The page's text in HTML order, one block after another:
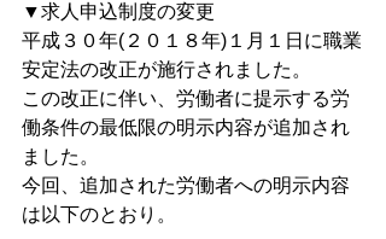
▼求人申込制度の変更
平成３０年(２０１８年)１月１日に職業
安定法の改正が施行されました。
この改正に伴い、労働者に提示する労
働条件の最低限の明示内容が追加され
ました。
今回、追加された労働者への明示内容
は以下のとおり。